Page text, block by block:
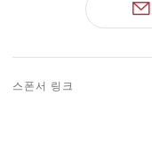
스폰서 링크